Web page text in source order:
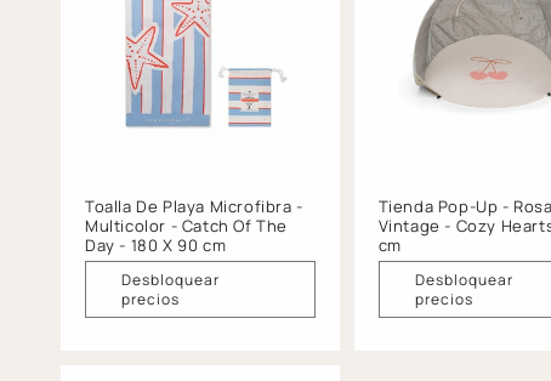
Toalla De Playa Microfibra -
Multicolor - Catch Of The
Day - 180 X 90 cm
Desbloquear
precios
Tienda Pop-Up - Rosa
Vintage - Cozy
cm
Desbloquear
precios